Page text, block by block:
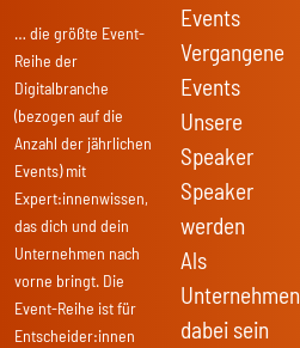
… die größte Event-
Reihe der
Digitalbranche
(bezogen auf die
Anzahl der jährlichen
Events) mit
Expert:innenwissen,
das dich und dein
Unternehmen nach
vorne bringt. Die
Event-Reihe ist für
Entscheider:innen
Events
Vergangene
Events
Unsere
Speaker
Speaker
werden
Als
Unternehmen
dabei sein